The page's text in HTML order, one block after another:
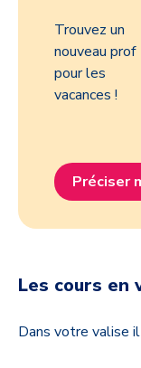
Trouvez un
nouveau prof
pour les
vacances !
Préciser
Les cours en
Dans votre valise